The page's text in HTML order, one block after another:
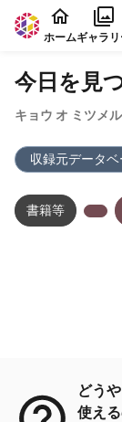
本文に飛ぶ
ホームギャラ
今日を見
キョウ オ ミツメ
収録元データベ
書籍等
どう
使える